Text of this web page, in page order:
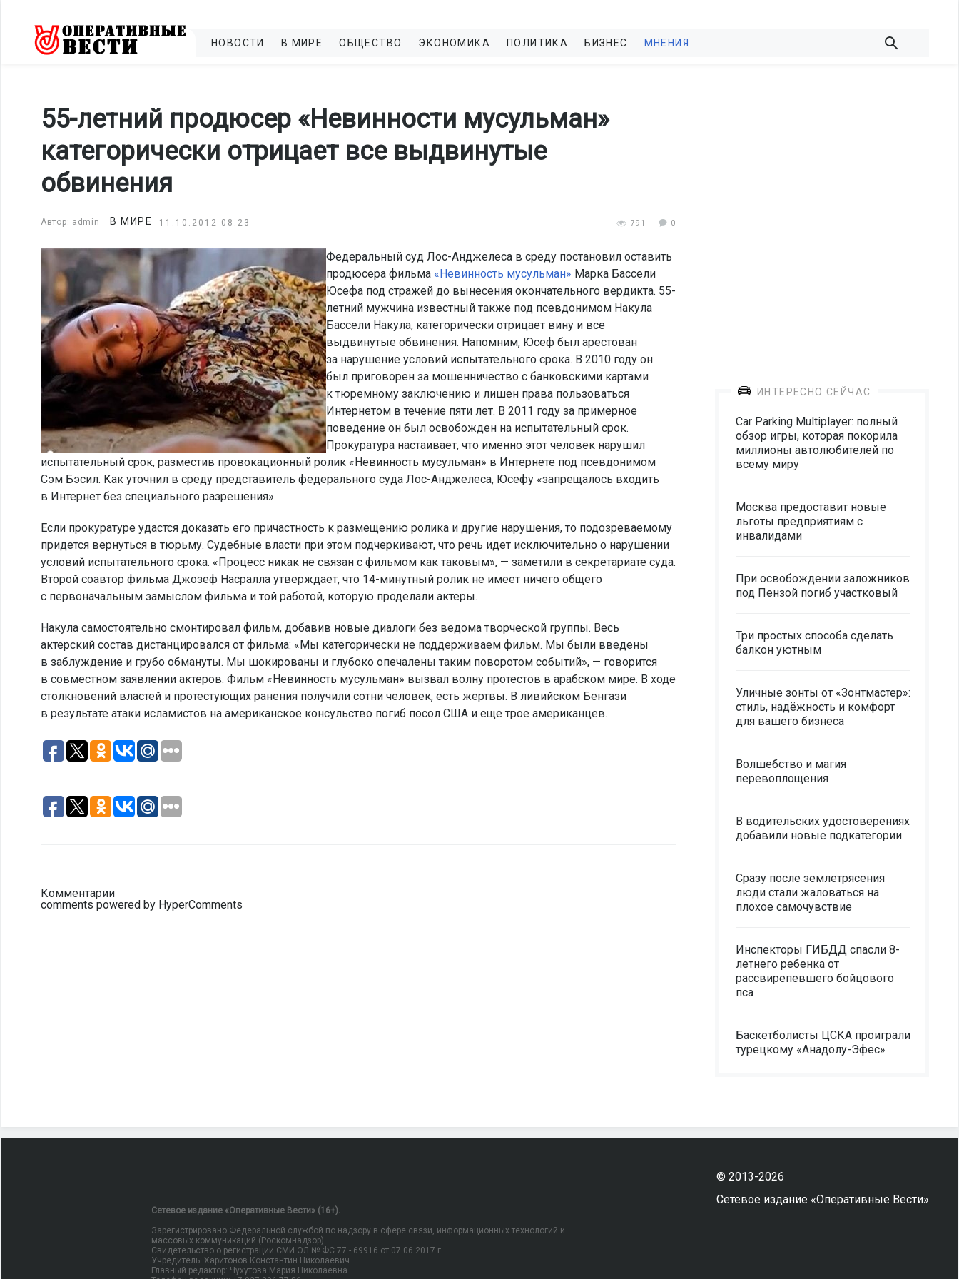
НОВОСТИ В МИРЕ ОБЩЕСТВО ЭКОНОМИКА ПОЛИТИКА БИЗНЕС МНЕНИЯ
55-летний продюсер «Невинности мусульман»
категорически отрицает все выдвинутые
обвинения
Автор: admin В МИРЕ 11.10.2012 08:23 791 0
Федеральный суд Лос-Анджелеса в среду постановил оставить
продюсера фильма «Невинность мусульман» Марка Бассели
Юсефа под стражей до вынесения окончательного вердикта. 55-
летний мужчина известный также под псевдонимом Накула
Бассели Накула, категорически отрицает вину и все
выдвинутые обвинения. Напомним, Юсеф был арестован
за нарушение условий испытательного срока. В 2010 году он
был приговорен за мошенничество с банковскими картами
к тюремному заключению и лишен права пользоваться
Интернетом в течение пяти лет. В 2011 году за примерное
поведение он был освобожден на испытательный срок.
Прокуратура настаивает, что именно этот человек нарушил
испытательный срок, разместив провокационный ролик «Невинность мусульман» в Интернете под псевдонимом
Сэм Бэсил. Как уточнил в среду представитель федерального суда Лос-Анджелеса, Юсефу «запрещалось входить
в Интернет без специального разрешения».
Если прокуратуре удастся доказать его причастность к размещению ролика и другие нарушения, то подозреваемому
придется вернуться в тюрьму. Судебные власти при этом подчеркивают, что речь идет исключительно о нарушении
условий испытательного срока. «Процесс никак не связан с фильмом как таковым», — заметили в секретариате суда.
Второй соавтор фильма Джозеф Насралла утверждает, что 14-минутный ролик не имеет ничего общего
с первоначальным замыслом фильма и той работой, которую проделали актеры.
Накула самостоятельно смонтировал фильм, добавив новые диалоги без ведома творческой группы. Весь
актерский состав дистанцировался от фильма: «Мы категорически не поддерживаем фильм. Мы были введены
в заблуждение и грубо обмануты. Мы шокированы и глубоко опечалены таким поворотом событий», — говорится
в совместном заявлении актеров. Фильм «Невинность мусульман» вызвал волну протестов в арабском мире. В ходе
столкновений властей и протестующих ранения получили сотни человек, есть жертвы. В ливийском Бенгази
в результате атаки исламистов на американское консульство погиб посол США и еще трое американцев.
Комментарии
comments powered by HyperComments
ИНТЕРЕСНО СЕЙЧАС
Car Parking Multiplayer: полный
обзор игры, которая покорила
миллионы автолюбителей по
всему миру
Москва предоставит новые
льготы предприятиям с
инвалидами
При освобождении заложников
под Пензой погиб участковый
Три простых способа сделать
балкон уютным
Уличные зонты от «Зонтмастер»:
стиль, надёжность и комфорт
для вашего бизнеса
Волшебство и магия
перевоплощения
В водительских удостоверениях
добавили новые подкатегории
Сразу после землетрясения
люди стали жаловаться на
плохое самочувствие
Инспекторы ГИБДД спасли 8-
летнего ребенка от
рассвирепевшего бойцового
пса
Баскетболисты ЦСКА проиграли
турецкому «Анадолу-Эфес»
Сетевое издание «Оперативные Вести» (16+).
Зарегистрировано Федеральной службой по надзору в сфере связи, информационных технологий и
массовых коммуникаций (Роскомнадзор).
Свидетельство о регистрации СМИ ЭЛ № ФС 77 - 69916 от 07.06.2017 г.
Учредитель: Харитонов Константин Николаевич.
Главный редактор: Чухутова Мария Николаевна.
© 2013-2026
Сетевое издание «Оперативные Вести»